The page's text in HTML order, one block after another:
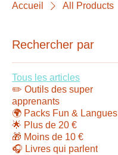
Accueil All Products
Rechercher par
Tous les articles
✏️ Outils des super
apprenants
🌍 Packs Fun & Langues
🌟 Plus de 20 €
🎁 Moins de 10 €
🎧 Livres qui parlent